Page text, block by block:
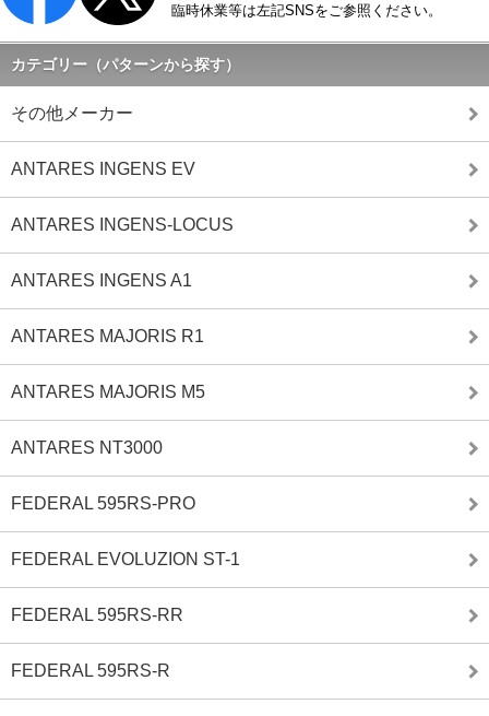
臨時休業等は左記SNSをご参照ください。
カテゴリー（パターンから探す）
その他メーカー
ANTARES INGENS EV
ANTARES INGENS-LOCUS
ANTARES INGENS A1
ANTARES MAJORIS R1
ANTARES MAJORIS M5
ANTARES NT3000
FEDERAL 595RS-PRO
FEDERAL EVOLUZION ST-1
FEDERAL 595RS-RR
FEDERAL 595RS-R